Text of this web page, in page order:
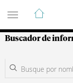
Guía de
Buscador de